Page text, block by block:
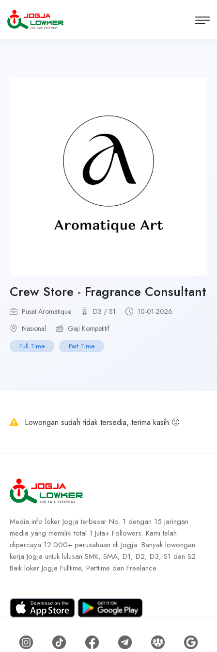
Crew Store - Fragrance Consultant
Pusat Aromatique D3 / S1
10-01-2026
Nasional
Gaji Kompetitif
Full Time Part Time
Lowongan sudah tidak tersedia, terima kasih 🙂
Media info loker Jogja terbesar No. 1 dengan 15 jaringan
media yang memiliki total 1 Juta+ Followers. Kami telah
dipercaya 12.000+ perusahaan di Jogja. Banyak lowongan
kerja Jogja untuk lulusan SMK, SMA, D1, D2, D3, S1 dan S2.
Baik loker Jogja Fulltime, Parttime dan Freelance.